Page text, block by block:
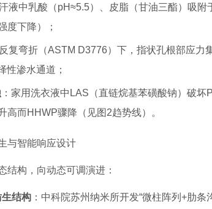
汗液中乳酸（pH≈5.5）、皮脂（甘油三酯）吸
度下降）；
反复弯折（ASTM D3776）下，指状孔根部应
性渗水通道；
：家用洗衣液中LAS（直链烷基苯磺酸钠）破
高而HHWP骤降（见图2趋势线）。
与智能响应设计
结构，向动态可调演进：
结构 ：中科院苏州纳米所开发“微柱阵列+肋条